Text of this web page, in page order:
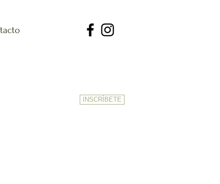
INSCRÍBETE